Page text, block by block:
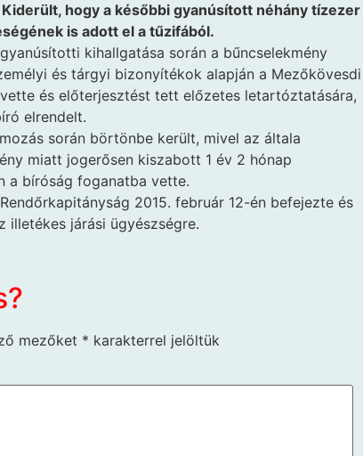
hogy a későbbi gyanúsított néhány tízezer
is adott el a tűzifából.
kihallgatása során a bűncselekmény
és tárgyi bizonyítékok alapján a Mezőkövesdi
és előterjesztést tett előzetes letartóztatására,
elrendelt.
során börtönbe került, mivel az általa
miatt jogerősen kiszabott 1 év 2 hónap
a bíróság foganatba vette.
2015. február 12-én befejezte és
illetékes járási ügyészségre.
mezőket * karakterrel jelöltük